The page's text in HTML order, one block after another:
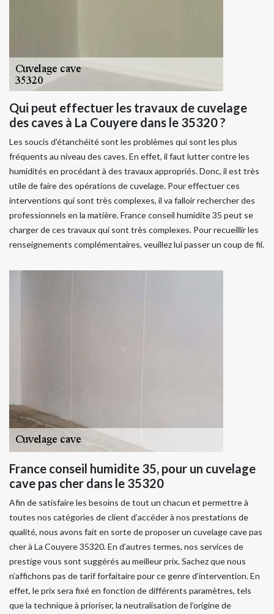
Qui peut effectuer les travaux de cuvelage
des caves à La Couyere dans le 35320 ?
Les soucis d'étanchéité sont les problèmes qui sont les plus
fréquents au niveau des caves. En effet, il faut lutter contre les
humidités en procédant à des travaux appropriés. Donc, il est très
utile de faire des opérations de cuvelage. Pour effectuer ces
interventions qui sont très complexes, il va falloir rechercher des
professionnels en la matière. France conseil humidite 35 peut se
charger de ces travaux qui sont très complexes. Pour recueillir les
renseignements complémentaires, veuillez lui passer un coup de fil.
France conseil humidite 35, pour un cuvelage
cave pas cher dans le 35320
Afin de satisfaire les besoins de tout un chacun et permettre à
toutes nos catégories de client d’accéder à nos prestations de
qualité, nous avons fait en sorte de proposer un cuvelage cave pas
cher à La Couyere 35320. En d’autres termes, nos services de
prestige vous sont suggérés au meilleur prix. Sachez que nous
n’affichons pas de tarif forfaitaire pour ce genre d’intervention. En
effet, le prix sera fixé en fonction de différents paramètres, tels
que la technique à prioriser, la neutralisation de l’origine de